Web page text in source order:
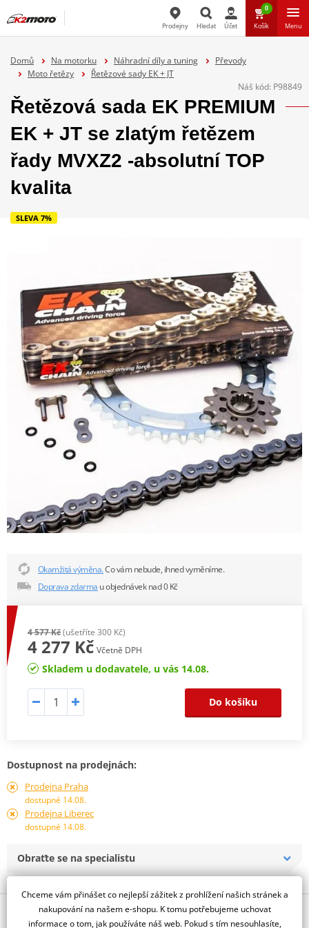
Prodejny Hledat Účet
0
Košík Menu
Domů Na motorku Náhradní díly a tuning
Převody
Moto řetězy
Řetězové sady EK + JT
Náš kód: P98849
Řetězová sada EK PREMIUM
EK + JT se zlatým řetězem
řady MVXZ2 -absolutní TOP
kvalita
SLEVA 7%
Okamžitá výměna.Co vám nebude, ihned vyměníme.
Doprava zdarma u objednávek nad 0 Kč
4 577 Kč(ušetříte 300 Kč)
4 277 Kč Včetně DPH
Skladem u dodavatele, u vás 14.08.
Do košíku
Dostupnost na prodejnách:
Prodejna Praha
dostupné 14.08.
Prodejna Liberec
dostupné 14.08.
Obraťte se na specialistu
Popis a parametry
Chceme vám přinášet co nejlepší zážitek z prohlížení našich stránek a
nakupování na našem e-shopu. K tomu potřebujeme uchovat
informace o tom, jak používáte náš web. Pokud s tím nesouhlasíte,